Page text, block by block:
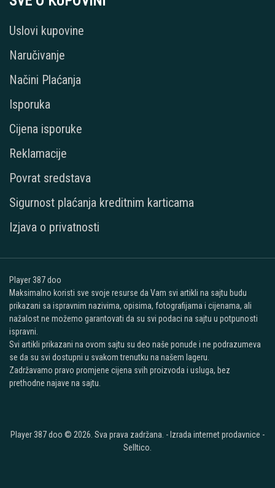
Uslovi kupovine
Naručivanje
Načini Plaćanja
Isporuka
Cijena isporuke
Reklamacije
Povrat sredstava
Sigurnost plaćanja kreditnim karticama
Izjava o privatnosti
Player 387 doo
Maksimalno koristi sve svoje resurse da Vam svi artikli na sajtu budu
prikazani sa ispravnim nazivima, opisima, fotografijama i cijenama, ali
nažalost ne možemo garantovati da su svi podaci na sajtu u potpunosti
ispravni.
Svi artikli prikazani na ovom sajtu su deo naše ponude i ne podrazumeva
se da su svi dostupni u svakom trenutku na našem lageru.
Zadržavamo pravo promjene cijena svih proizvoda i usluga, bez
prethodne najave na sajtu.
Player 387 doo © 2026. Sva prava zadržana. - Izrada internet prodavnice -
Selltico.